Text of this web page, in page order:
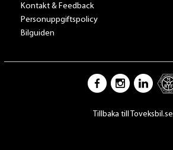
Kontakt & Feedback
Personuppgiftspolicy
Bilguiden
Tillbaka till Toveksbil.se